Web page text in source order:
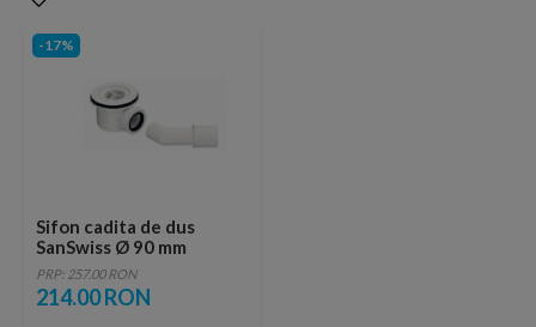
-17%
Sifon cadita de dus
SanSwiss Ø 90 mm
PRP: 257.00 RON
214.00 RON